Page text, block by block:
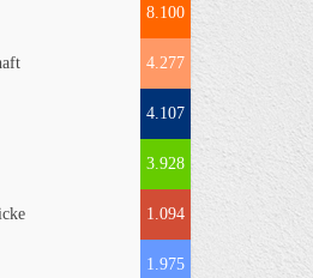
8.100
4.277
4.107
3.928
1.094
1.975